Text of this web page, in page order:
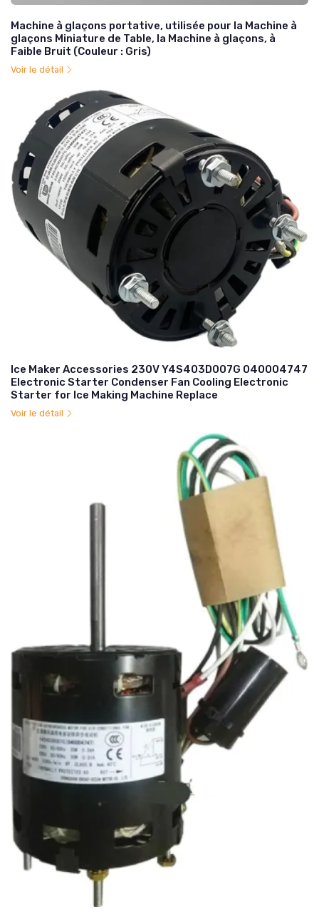
Machine à glaçons portative, utilisée pour la Machine à
glaçons Miniature de Table, la Machine à glaçons, à
Faible Bruit (Couleur : Gris)
Voir le détail
Ice Maker Accessories 230V Y4S403D007G 040004747
Electronic Starter Condenser Fan Cooling Electronic
Starter for Ice Making Machine Replace
Voir le détail